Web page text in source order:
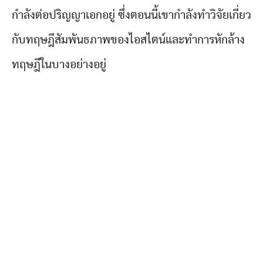
กำลังต่อปริญญาเอกอยู่ ซึ่งตอนนี้เขากำลังทำวิจัยเกี่ยว
กับทฤษฎีสัมพันธภาพของไอสไตน์และทำการหักล้าง
ทฤษฎีในบางอย่างอยู่